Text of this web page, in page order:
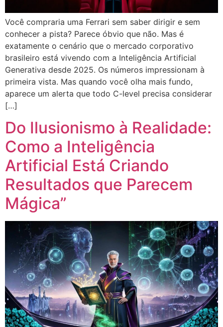
Você compraria uma Ferrari sem saber dirigir e sem
conhecer a pista? Parece óbvio que não. Mas é
exatamente o cenário que o mercado corporativo
brasileiro está vivendo com a Inteligência Artificial
Generativa desde 2025. Os números impressionam à
primeira vista. Mas quando você olha mais fundo,
aparece um alerta que todo C-level precisa considerar
[…]
Do Ilusionismo à Realidade:
Como a Inteligência
Artificial Está Criando
Resultados que Parecem
Mágica”